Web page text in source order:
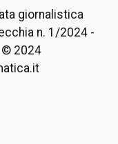
giornalistica
n. 1/2024 -
© 2024